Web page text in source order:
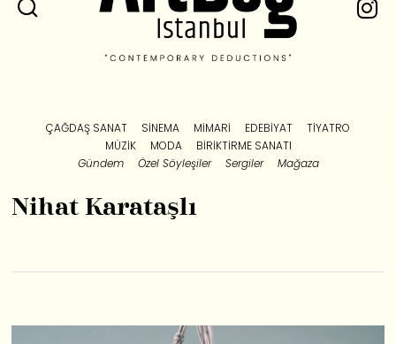
ÇAĞDAŞ SANAT SINEMA MIMARI EDEBIYAT
TIYATRO
MÜZIK
MODA
BIRIKTIRME SANATI
Gündem
Özel Söyleşiler Sergiler Mağaza
Nihat Karataşlı